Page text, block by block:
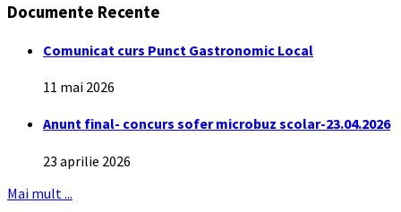
Documente Recente
Comunicat curs Punct Gastronomic Local
11 mai 2026
Anunt final- concurs sofer microbuz scolar-23.04.2026
23 aprilie 2026
Mai mult ...